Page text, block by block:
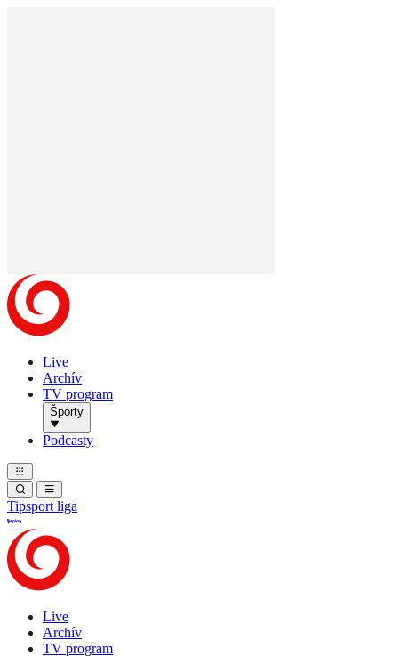
Live
Archív
TV program
Športy
Podcasty
Tipsport liga
Live
Archív
TV program